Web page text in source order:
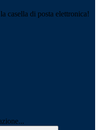
casella di posta elettronica!